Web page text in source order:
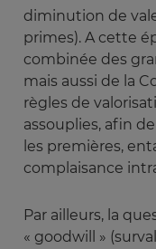
diminution de
primes). A cette
combinée des
mais aussi de la
règles de
assouplies, afin
les premières,
complaisance
Par ailleurs, la
« goodwill »